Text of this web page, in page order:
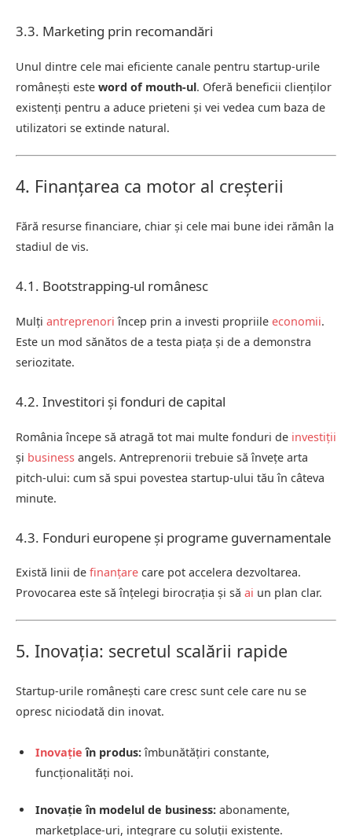
3.3. Marketing prin recomandări
Unul dintre cele mai eficiente canale pentru startup-urile
românești este word of mouth-ul. Oferă beneficii clienților
existenți pentru a aduce prieteni și vei vedea cum baza de
utilizatori se extinde natural.
4. Finanțarea ca motor al creșterii
Fără resurse financiare, chiar și cele mai bune idei rămân la
stadiul de vis.
4.1. Bootstrapping-ul românesc
Mulți antreprenori încep prin a investi propriile economii.
Este un mod sănătos de a testa piața și de a demonstra
seriozitate.
4.2. Investitori și fonduri de capital
România începe să atragă tot mai multe fonduri de investiții
și business angels. Antreprenorii trebuie să învețe arta
pitch-ului: cum să spui povestea startup-ului tău în câteva
minute.
4.3. Fonduri europene și programe guvernamentale
Există linii de finanțare care pot accelera dezvoltarea.
Provocarea este să înțelegi birocrația și să ai un plan clar.
5. Inovația: secretul scalării rapide
Startup-urile românești care cresc sunt cele care nu se
opresc niciodată din inovat.
Inovație în produs:îmbunătățiri constante,
funcționalități noi.
Inovație în modelul de business: abonamente,
marketplace-uri, integrare cu soluții existente.